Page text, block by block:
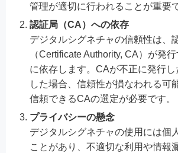
管理が適切に行われることが重要
認証局（CA）への依存
デジタルシグネチャの信頼性は、
（Certificate Authority, CA）が発
に依存します。CAが不正に発行し
した場合、信頼性が損なわれる可
信頼できるCAの選定が必要です。
プライバシーの懸念
デジタルシグネチャの使用には個
ことがあり、不適切な利用や情報